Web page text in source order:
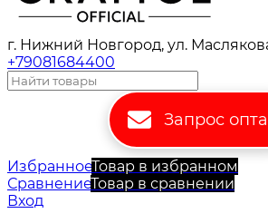
г. Нижний Новгород, ул.
+79081684400
Запрос опта
ИзбранноеТовар в избранном
СравнениеТовар в сравнении
Вход